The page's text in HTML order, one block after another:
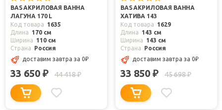
BAS АКРИЛОВАЯ ВАННА
ЛАГУНА 170 L
Код товара
1635
Длина
170 см
Ширина
110 см
Страна
Россия
доставим завтра за 0₽
33 650 ₽ 44 418₽
BAS АКРИЛОВАЯ ВАННА
ХАТИВА 143
Код товара
1629
Длина
143 см
Ширина
143 см
Страна
Россия
доставим завтра за 0₽
33 850 ₽ 45 698₽